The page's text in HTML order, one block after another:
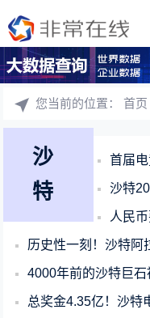
您当前的位置：首页
沙
特
首届电竞世
沙特2024电竞
人民币要崛起吗
历史性一刻！沙特阿拉伯首次
4000年前的沙特巨石被精准
总奖金4.35亿！沙特电竞世界杯宣传